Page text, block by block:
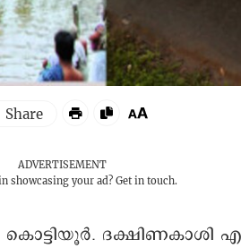
ADVERTISEMENT
showcasing your ad? Get in touch.
ദക്ഷിണകാശി